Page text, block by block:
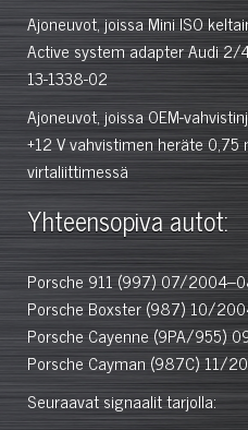
Ajoneuvot, joissa Mini ISO
Active system adapter Audi 2/
13-1338-02
Ajoneuvot, joissa OEM-
+12 V vahvistimen heräte
virtaliittimessä
Yhteensopiva autot:
Porsche 911 (997) 07/
Porsche Boxster (987) 10/
Porsche Cayenne (9PA/955)
Porsche Cayman (987C) 11/
Seuraavat signaalit tarjolla: